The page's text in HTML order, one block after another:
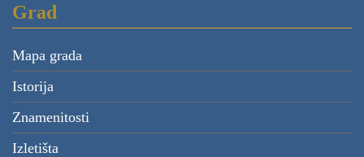
Grad
Mapa grada
Istorija
Znamenitosti
Izletišta